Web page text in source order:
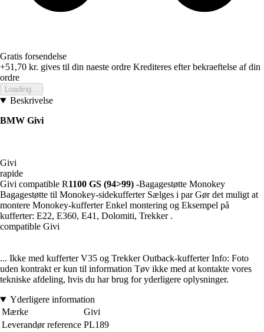
Gratis forsendelse
+51,70 kr. gives til din naeste ordre Krediteres efter bekraeftelse af din
ordre
Loading...
Beskrivelse
BMW Givi
Givi
rapide
Givi compatible R1100 GS (94>99) -Bagagestøtte Monokey
Bagagestøtte til Monokey-sidekufferter Sælges i par Gør det muligt at
montere Monokey-kufferter Enkel montering og Eksempel på
kufferter: E22, E360, E41, Dolomiti, Trekker .
compatible Givi
... Ikke med kufferter V35 og Trekker Outback-kufferter Info: Foto
uden kontrakt er kun til information Tøv ikke med at kontakte vores
tekniske afdeling, hvis du har brug for yderligere oplysninger.
Yderligere information
Mærke
Givi
Leverandør reference PL189